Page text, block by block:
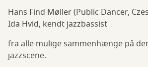
Hans Find Møller (Public Dancer,
Ida Hvid, kendt jazzbassist
fra alle mulige sammenhænge på
jazzscene.